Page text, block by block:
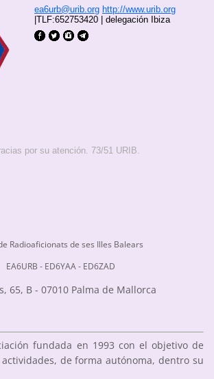
ea6urb@urib.org http://www.urib.org
|TLF:652753420 | delegación Ibiza
por su atención. 73/51 URIB.
Radioaficionats de ses Illes Balears
EA6URB - ED6YAA - ED6ZAD
65, B - 07010 Palma de Mallorca
fundada en 1993 con el objetivo de
de forma autónoma, dentro su